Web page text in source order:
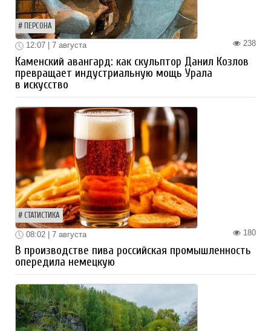
ПЕРСОНА
238
12:07 | 7 августа
Каменский авангард: как скульптор Данил Козлов
превращает индустриальную мощь Урала
в искусство
СТАТИСТИКА
180
08:02 | 7 августа
В производстве пива российская промышленность
опередила немецкую